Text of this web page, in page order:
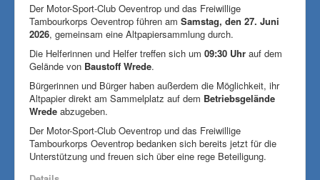
Der Motor-Sport-Club Oeventrop und das Freiwillige
Tambourkorps Oeventrop führen am Samstag, den 27. Juni
2026, gemeinsam eine Altpapiersammlung durch.
Die Helferinnen und Helfer treffen sich um 09:30 Uhr auf dem
Gelände von Baustoff Wrede.
Bürgerinnen und Bürger haben außerdem die Möglichkeit, ihr
Altpapier direkt am Sammelplatz auf dem Betriebsgelände
Wrede abzugeben.
Der Motor-Sport-Club Oeventrop und das Freiwillige
Tambourkorps Oeventrop bedanken sich bereits jetzt für die
Unterstützung und freuen sich über eine rege Beteiligung.